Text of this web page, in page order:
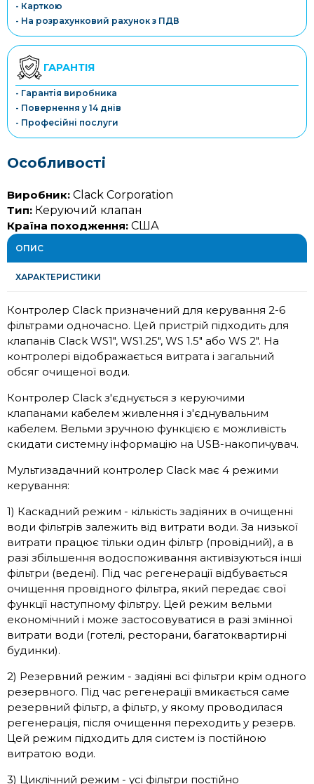
- Карткою
- На розрахунковий рахунок з ПДВ
ГАРАНТІЯ
- Гарантія виробника
- Повернення у 14 днів
- Професійні послуги
Особливості
Виробник: Clack Corporation
Тип: Керуючий клапан
Країна походження: США
ОПИС
ХАРАКТЕРИСТИКИ
Контролер Clack призначений для керування 2-6
фільтрами одночасно. Цей пристрій підходить для
клапанів Clack WS1″, WS1.25″, WS 1.5″ або WS 2″. На
контролері відображається витрата і загальний
обсяг очищеної води.
Контролер Clack з'єднується з керуючими
клапанами кабелем живлення і з'єднувальним
кабелем. Вельми зручною функцією є можливість
скидати системну інформацію на USB-накопичувач.
Мультизадачний контролер Clack має 4 режими
керування:
1) Каскадний режим - кількість задіяних в очищенні
води фільтрів залежить від витрати води. За низької
витрати працює тільки один фільтр (провідний), а в
разі збільшення водоспоживання активізуються інші
фільтри (ведені). Під час регенерації відбувається
очищення провідного фільтра, який передає свої
функції наступному фільтру. Цей режим вельми
економічний і може застосовуватися в разі змінної
витрати води (готелі, ресторани, багатоквартирні
будинки).
2) Резервний режим - задіяні всі фільтри крім одного
резервного. Під час регенерації вмикається саме
резервний фільтр, а фільтр, у якому проводилася
регенерація, після очищення переходить у резерв.
Цей режим підходить для систем із постійною
витратою води.
3) Циклічний режим - усі фільтри постійно